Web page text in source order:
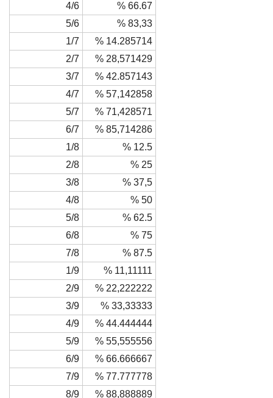
4/6
% 66.67
5/6
% 83,33
1/7
% 14.285714
2/7
% 28,571429
3/7
% 42.857143
4/7
% 57,142858
5/7
% 71,428571
6/7
% 85,714286
1/8
% 12.5
2/8
% 25
3/8
% 37,5
4/8
% 50
5/8
% 62.5
6/8
% 75
7/8
% 87.5
1/9
% 11,11111
2/9
% 22,222222
3/9
% 33,33333
4/9
% 44.444444
5/9
% 55,555556
6/9
% 66.666667
7/9
% 77.777778
8/9
% 88,888889